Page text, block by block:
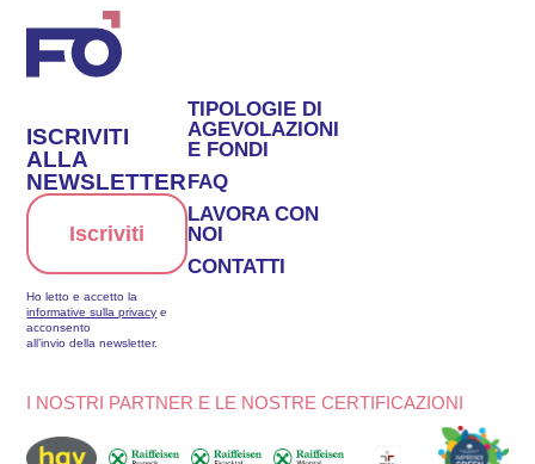
TIPOLOGIE DI
AGEVOLAZIONI
E FONDI
FAQ
LAVORA CON
NOI
CONTATTI
ISCRIVITI
ALLA
NEWSLETTER
Iscriviti
Ho letto e accetto la
informative sulla privacy e
acconsento
all’invio della newsletter.
I NOSTRI PARTNER E LE NOSTRE CERTIFICAZIONI